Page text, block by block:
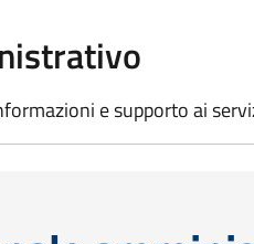
e supporto ai